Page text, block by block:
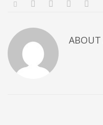
ABOUT